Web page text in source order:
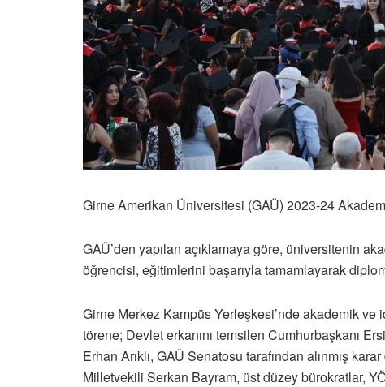
Girne Amerikan Üniversitesi (GAÜ) 2023-24
GAÜ’den yapılan açıklamaya göre, üniversitenin
öğrencisi, eğitimlerini başarıyla tamamlayarak
Girne Merkez Kampüs Yerleşkesi’nde akademik
törene; Devlet erkanını temsilen Cumhurbaşkanı
Erhan Arıklı, GAÜ Senatosu tarafından alınmış
Milletvekili Serkan Bayram, üst düzey bürokratlar,